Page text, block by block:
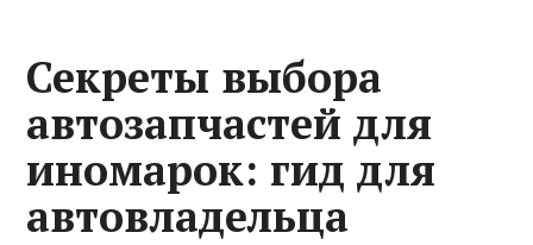
Секреты выбора
автозапчастей для
иномарок: гид для
автовладельца